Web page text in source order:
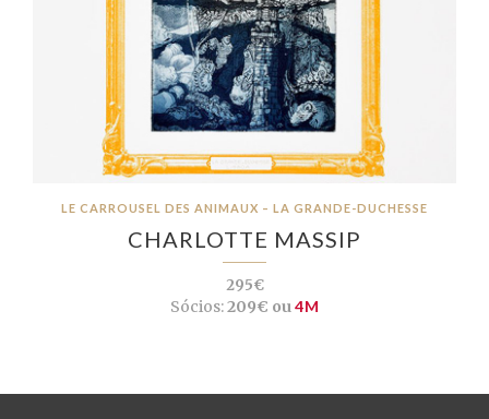
LE CARROUSEL DES ANIMAUX – LA GRANDE-DUCHESSE
CHARLOTTE MASSIP
295€
Sócios:209€ ou4M